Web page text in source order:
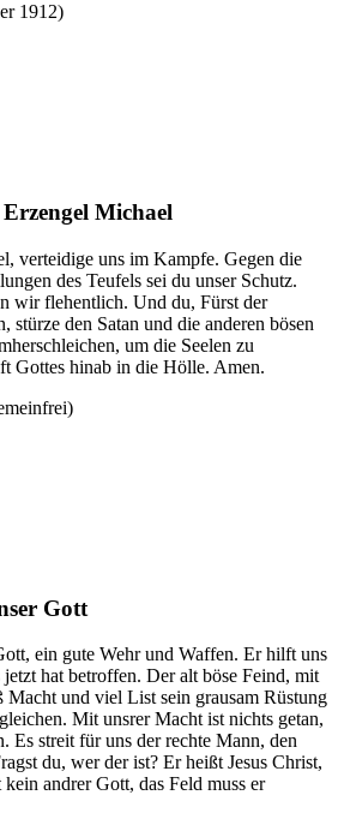
1912)
Michael
verteidige uns im Kampfe. Gegen die
des Teufels sei du unser Schutz.
wir flehentlich. Und du, Fürst der
stürze den Satan und die anderen bösen
um die Seelen zu
Gottes hinab in die Hölle. Amen.
Gott
ein gute Wehr und Waffen. Er hilft uns
hat betroffen. Der alt böse Feind, mit
Macht und viel List sein grausam Rüstung
Mit unsrer Macht ist nichts getan,
Es streit für uns der rechte Mann, den
du, wer der ist? Er heißt Jesus Christ,
andrer Gott, das Feld muss er